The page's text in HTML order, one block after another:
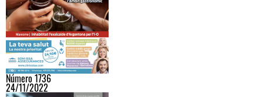
Número 1736
24/11/2022